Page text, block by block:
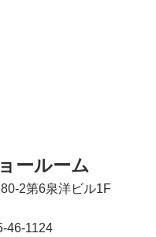
ールーム
2第6泉洋ビル1F
46-1124